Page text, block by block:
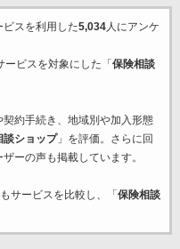
スを利用した5,034人にアンケ
ービスを対象にした「保険相談
約手続き、地域別や加入形態
談ショップ」を評価。さらに回
ーの声も掲載しています。
サービスを比較し、「保険相談